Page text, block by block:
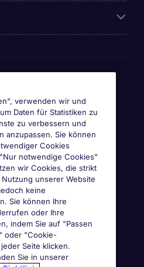
verwenden wir und
Daten für Statistiken zu
zu verbessern und
anzupassen. Sie können
Cookies
notwendige Cookies"
wir Cookies, die strikt
unserer Website
keine
Sie können Ihre
oder Ihre
indem Sie auf "Passen
oder "Cookie-
Seite klicken.
Sie in unserer